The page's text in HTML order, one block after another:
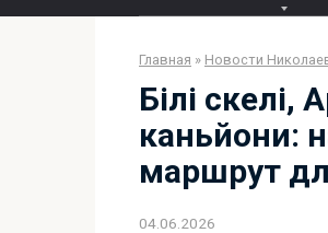
Главная » Новости
Білі скелі,
каньйони:
маршрут
04.06.2026